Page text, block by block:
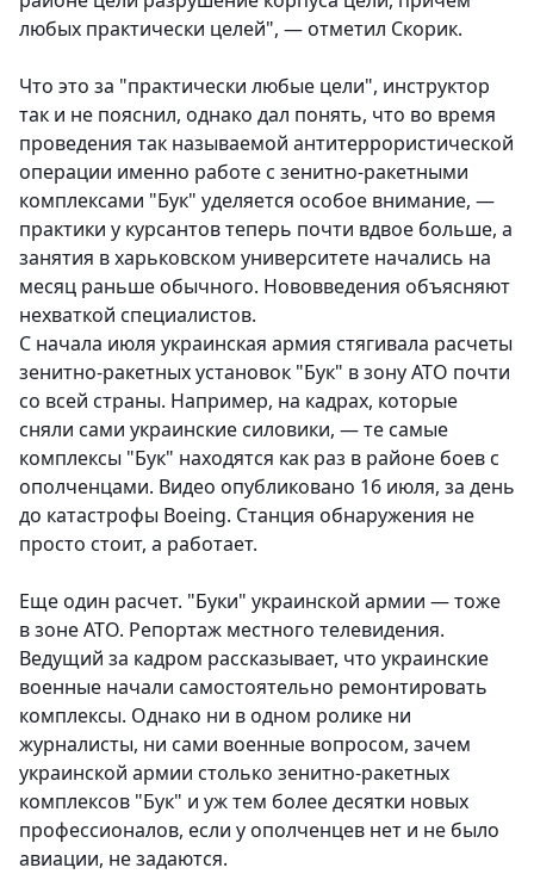
любых практически целей", — отметил Скорик.
Что это за "практически любые цели", инструктор
так и не пояснил, однако дал понять, что во время
проведения так называемой антитеррористической
операции именно работе с зенитно-ракетными
комплексами "Бук" уделяется особое внимание, —
практики у курсантов теперь почти вдвое больше, а
занятия в харьковском университете начались на
месяц раньше обычного. Нововведения объясняют
нехваткой специалистов.
С начала июля украинская армия стягивала расчеты
зенитно-ракетных установок "Бук" в зону АТО почти
со всей страны. Например, на кадрах, которые
сняли сами украинские силовики, — те самые
комплексы "Бук" находятся как раз в районе боев с
ополченцами. Видео опубликовано 16 июля, за день
до катастрофы Boeing. Станция обнаружения не
просто стоит, а работает.
Еще один расчет. "Буки" украинской армии — тоже
в зоне АТО. Репортаж местного телевидения.
Ведущий за кадром рассказывает, что украинские
военные начали самостоятельно ремонтировать
комплексы. Однако ни в одном ролике ни
журналисты, ни сами военные вопросом, зачем
украинской армии столько зенитно-ракетных
комплексов "Бук" и уж тем более десятки новых
профессионалов, если у ополченцев нет и не было
авиации, не задаются.